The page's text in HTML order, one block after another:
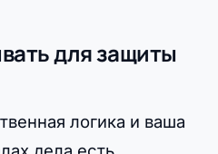
для защиты
логика и ваша